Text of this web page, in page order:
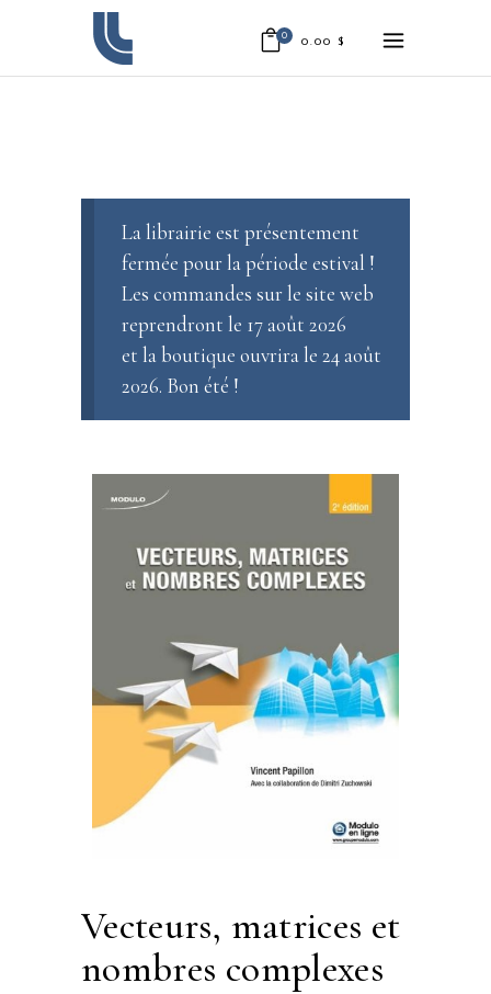
0 0.00 $
La librairie est présentement
fermée pour la période estival !
Les commandes sur le site web
reprendront le 17 août 2026
et la boutique ouvrira le 24 août
2026. Bon été !
vecteurs, matrices et
nombres complexes